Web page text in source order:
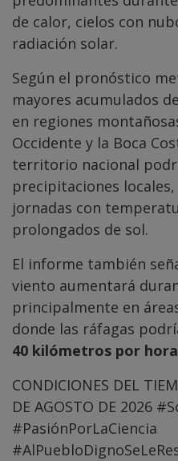
de calor, cielos con
radiación solar.
Según el pronóstico
mayores acumulados
en regiones
Occidente y la Boca
territorio nacional
precipitaciones
jornadas con
prolongados de sol.
El informe también
viento aumentará
principalmente en
donde las ráfagas
40 kilómetros por hora
CONDICIONES DEL
DE AGOSTO DE 2026
#PasiónPorLaCiencia